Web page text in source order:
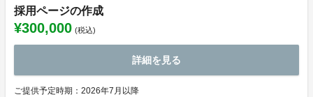
採用ページの作成
¥300,000 (税込)
詳細を見る
ご提供予定時期：2026年7月以降